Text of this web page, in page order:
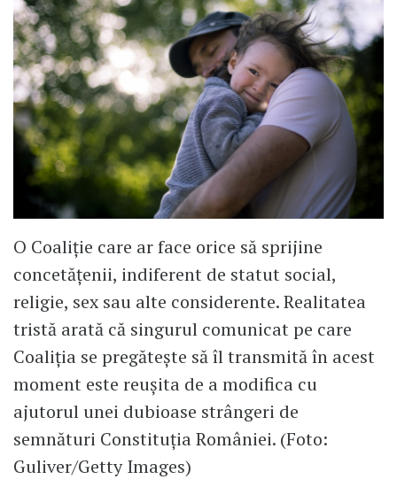
O Coaliție care ar face orice să sprijine
concetățenii, indiferent de statut social,
religie, sex sau alte considerente. Realitatea
tristă arată că singurul comunicat pe care
Coaliția se pregătește să îl transmită în acest
moment este reușita de a modifica cu
ajutorul unei dubioase strângeri de
semnături Constituția României. (Foto:
Guliver/Getty Images)